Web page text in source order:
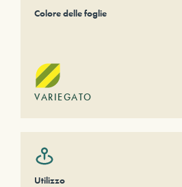
Colore delle foglie
VARIEGATO
Utilizzo